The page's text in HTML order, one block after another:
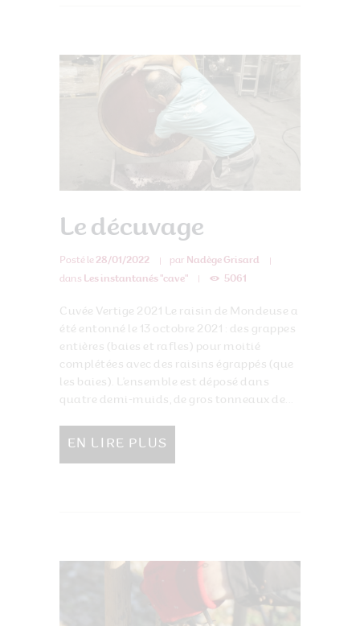
Le décuvage
Posté le 28/01/2022 par Nadège Grisard
dans Les instantanés "cave" 5061
Cuvée Vertige 2021 Le raisin de Mondeuse a
été entonné le 13 octobre 2021 : des grappes
entières (baies et rafles) pour moitié
complétées avec des raisins égrappés (que
les baies). L’ensemble est déposé dans
quatre demi-muids, de gros tonneaux de...
EN LIRE PLUS